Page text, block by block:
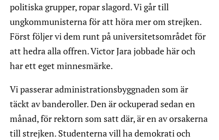
politiska grupper, ropar slagord. Vi går till
ungkommunisterna för att höra mer om strejken.
Först följer vi dem runt på universitetsområdet för
att hedra alla offren. Victor Jara jobbade här och
har ett eget minnesmärke.
Vi passerar administrationsbyggnaden som är
täckt av banderoller. Den är ockuperad sedan en
månad, för rektorn som satt där, är en av orsakerna
till strejken. Studenterna vill ha demokrati och